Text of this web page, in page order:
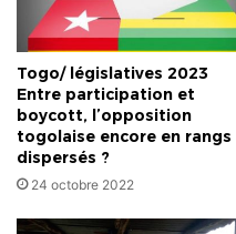
Togo/ législatives 2023
Entre participation et
boycott, l’opposition
togolaise encore en rangs
dispersés ?
24 octobre 2022